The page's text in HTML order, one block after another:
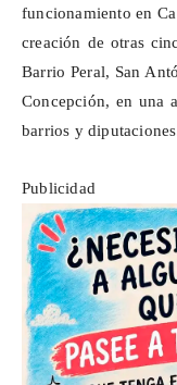
funcionamiento en
creación de otras
Barrio Peral, San
Concepción, en una
barrios y
Publicidad